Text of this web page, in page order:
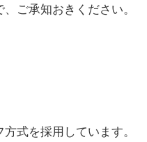
ご承知おきください。
式を採用しています。